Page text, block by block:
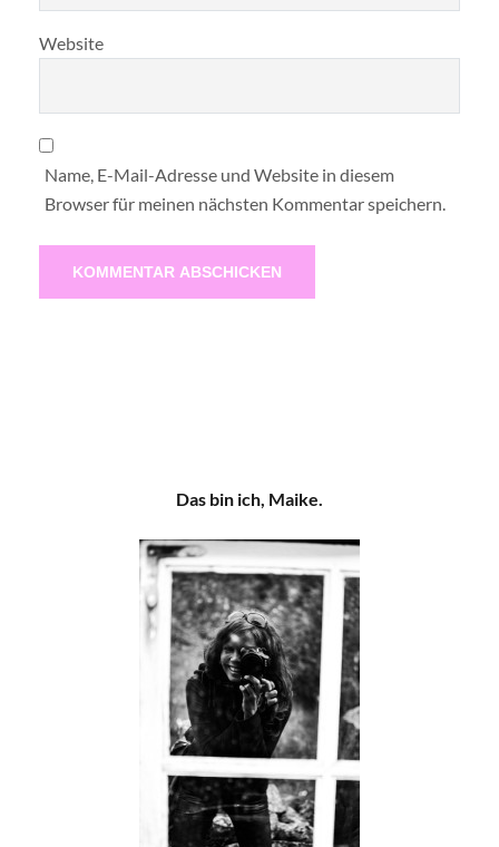
Website
Name, E-Mail-Adresse und Website in diesem
Browser für meinen nächsten Kommentar speichern.
Das bin ich, Maike.